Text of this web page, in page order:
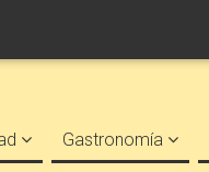
Gastronomía